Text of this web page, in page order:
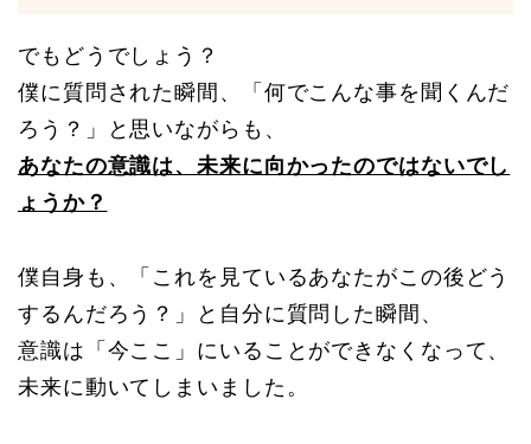
でもどうでしょう？
僕に質問された瞬間、「何でこんな事を聞くんだ
ろう？」と思いながらも、
あなたの意識は、未来に向かったのではないでし
ょうか？
僕自身も、「これを見ているあなたがこの後どう
するんだろう？」と自分に質問した瞬間、
意識は「今ここ」にいることができなくなって、
未来に動いてしまいました。